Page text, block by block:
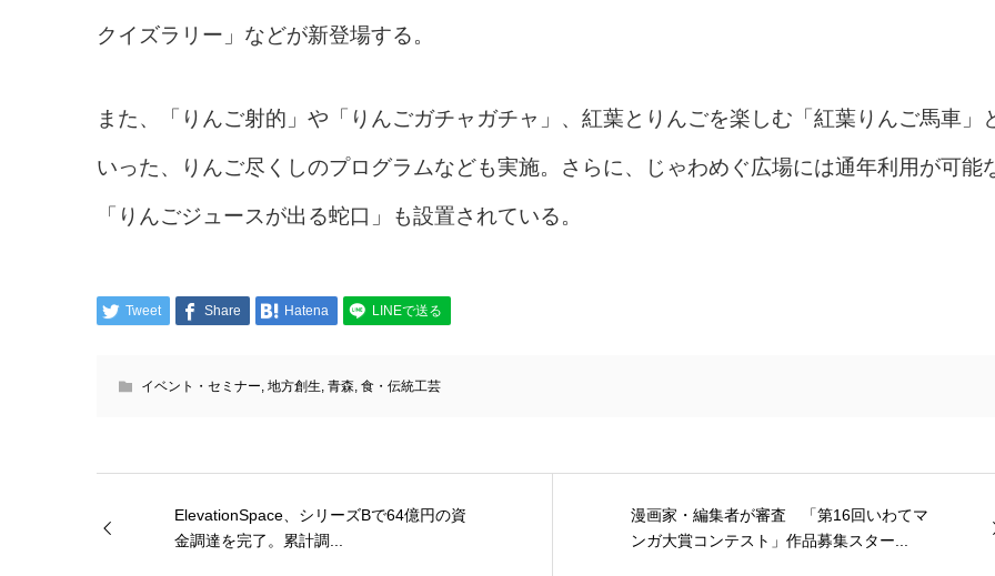
クイズラリー」などが新登場する。
また、「りんご射的」や「りんごガチャガチャ」、紅葉とりんごを楽しむ「紅葉りんご馬車」
いった、りんご尽くしのプログラムなども実施。さらに、じゃわめぐ広場には通年利用が可能
「りんごジュースが出る蛇口」も設置されている。
Tweet Share Hatena LINEで送る
イベント・セミナー 地方創生 青森 食・伝統工芸
ElevationSpace、シリーズBで64億円の資
金調達を完了。累計調...
漫画家・編集者が審査 「第16回いわてマ
ンガ大賞コンテスト」作品募集スター...